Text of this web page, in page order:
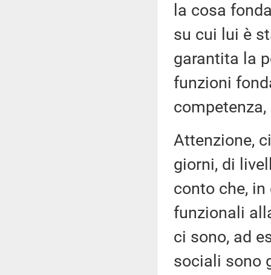
la cosa
su cui lui è
garantita la
funzioni
Attenzione,
giorni, di
conto che,
funzionali
ci sono, ad
sociali sono